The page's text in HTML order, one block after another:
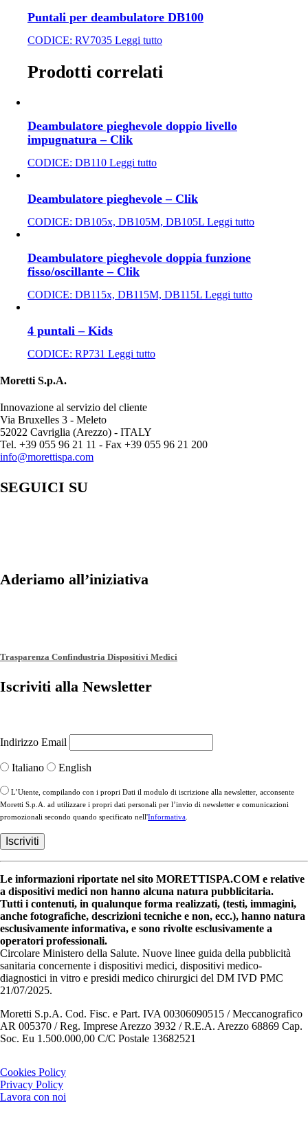
Puntali per deambulatore DB100
CODICE: RV7035 Leggi tutto
Prodotti correlati
Deambulatore pieghevole doppio livello
impugnatura – Clik
CODICE: DB110 Leggi tutto
Deambulatore pieghevole – Clik
CODICE: DB105x, DB105M, DB105L Leggi tutto
Deambulatore pieghevole doppia funzione
fisso/oscillante – Clik
CODICE: DB115x, DB115M, DB115L Leggi tutto
4 puntali – Kids
CODICE: RP731 Leggi tutto
Moretti S.p.A.
Innovazione al servizio del cliente
Via Bruxelles 3 - Meleto
52022 Cavriglia (Arezzo) - ITALY
Tel. +39 055 96 21 11 - Fax +39 055 96 21 200
info@morettispa.com
SEGUICI SU
Aderiamo all’iniziativa
Trasparenza Confindustria Dispositivi Medici
Iscriviti alla Newsletter
Indirizzo Email
Italiano English
L’Utente, compilando con i propri Dati il modulo di iscrizione alla newsletter, acconsente
Moretti S.p.A. ad utilizzare i propri dati personali per l’invio di newsletter e comunicazioni
promozionali secondo quando specificato nell'Informativa
Le informazioni riportate nel sito MORETTISPA.COM e relative
a dispositivi medici non hanno alcuna natura pubblicitaria.
Tutti i contenuti, in qualunque forma realizzati, (testi, immagini,
anche fotografiche, descrizioni tecniche e non, ecc.), hanno natura
esclusivamente informativa, e sono rivolte esclusivamente a
operatori professionali.
Circolare Ministero della Salute. Nuove linee guida della pubblicità
sanitaria concernente i dispositivi medici, dispositivi medico-
diagnostici in vitro e presidi medico chirurgici del DM IVD PMC
21/07/2025.
Moretti S.p.A. Cod. Fisc. e Part. IVA 00306090515 / Meccanografico
AR 005370 / Reg. Imprese Arezzo 3932 / R.E.A. Arezzo 68869 Cap.
Soc. Eu 1.500.000,00 C/C Postale 13682521
Cookies Policy
Privacy Policy
Lavora con noi